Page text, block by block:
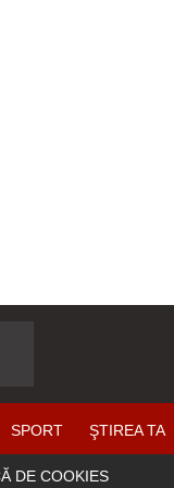
SPORT ŞTIREA TA
DE COOKIES